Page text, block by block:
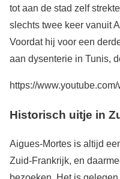
tot aan de stad zelf
slechts twee keer vanuit
Voordat hij voor een
aan dysenterie in Tunis,
https://
Historisch uitje in
Aigues-Mortes is altijd
Zuid-Frankrijk, en